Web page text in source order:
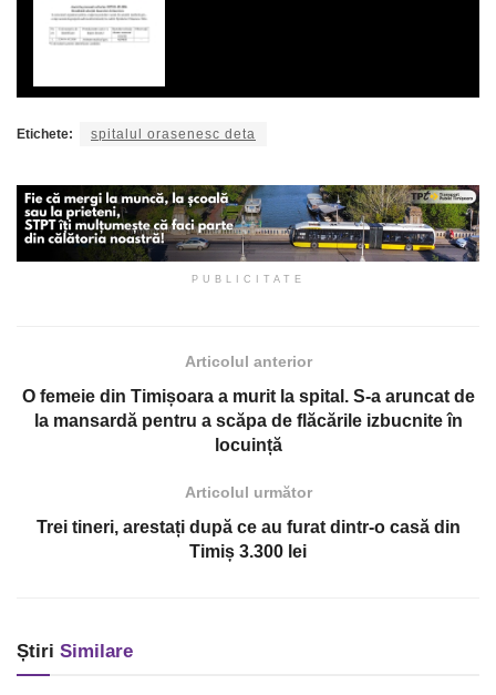
Etichete: spitalul orasenesc deta
PUBLICITATE
Articolul anterior
O femeie din Timișoara a murit la spital. S-a aruncat de
la mansardă pentru a scăpa de flăcările izbucnite în
locuință
Articolul următor
Trei tineri, arestați după ce au furat dintr-o casă din
Timiș 3.300 lei
Știri Similare